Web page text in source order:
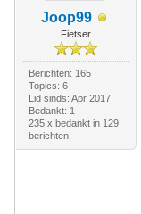
Joop99
Fietser
Berichten: 165
Topics: 6
Lid sinds: Apr 2017
Bedankt: 1
235 x bedankt in 129
berichten